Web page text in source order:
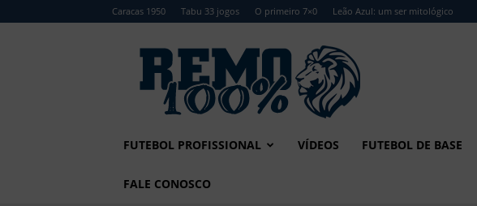
Caracas 1950 Tabu 33 jogos O primeiro 7×0 Leão Azul: um ser mitológico
Remo
FUTEBOL PROFISSIONAL VÍDEOS FUTEBOL DE BASE
FALE CONOSCO